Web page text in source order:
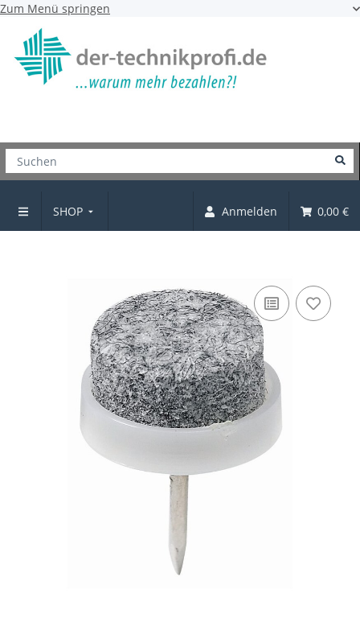
Zum Menü springen
SHOP Anmelden 0,00 €
Filzgleiter